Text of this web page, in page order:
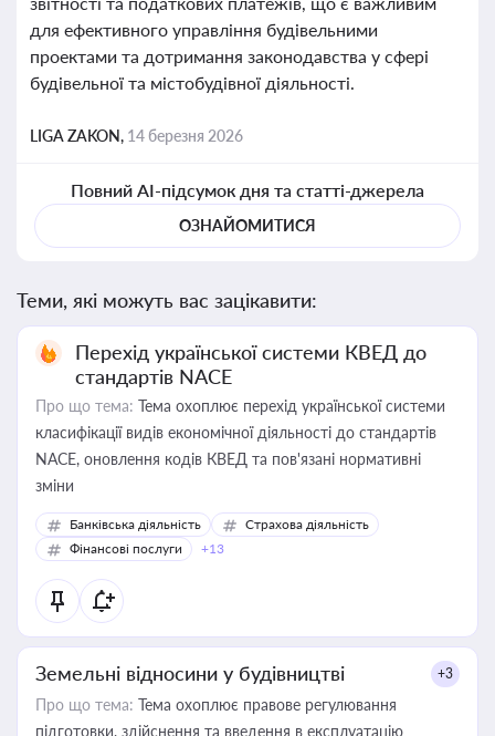
для ефективного управління будівельними
проектами та дотримання законодавства у сфері
будівельної та містобудівної діяльності.
LIGA ZAKON, 14 березня 2026
Повний AI-підсумок дня та статті-джерела
ОЗНАЙОМИТИСЯ
Теми, які можуть вас зацікавити:
Перехід української системи КВЕД до
стандартів NACE
Про що тема: Тема охоплює перехід української системи
класифікації видів економічної діяльності до стандартів
NACE, оновлення кодів КВЕД та пов'язані нормативні
зміни
Банківська діяльність
Страхова діяльність
Фінансові послуги
+13
Земельні відносини у будівництві +3
Про що тема: Тема охоплює правове регулювання
підготовки, здійснення та введення в експлуатацію